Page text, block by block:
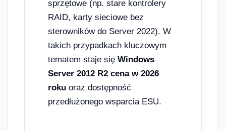
sprzętowe (np. stare kontrolery
RAID, karty sieciowe bez
sterowników do Server 2022). W
takich przypadkach kluczowym
tematem staje się Windows
Server 2012 R2 cena w 2026
roku oraz dostępność
przedłużonego wsparcia ESU.